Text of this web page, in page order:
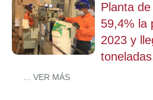
Planta
59,4% la
2023 y
... VER MÁS